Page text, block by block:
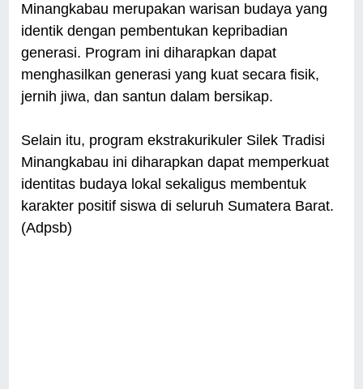
Minangkabau merupakan warisan budaya yang
identik dengan pembentukan kepribadian
generasi. Program ini diharapkan dapat
menghasilkan generasi yang kuat secara fisik,
jernih jiwa, dan santun dalam bersikap.
Selain itu, program ekstrakurikuler Silek Tradisi
Minangkabau ini diharapkan dapat memperkuat
identitas budaya lokal sekaligus membentuk
karakter positif siswa di seluruh Sumatera Barat.
(Adpsb)